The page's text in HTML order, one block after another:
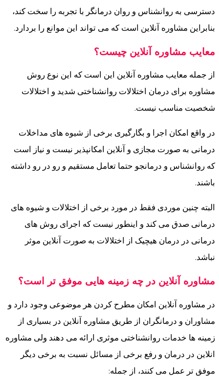
دسترسی به روانشناس و روان درمانگر با تجربه را سخت کند،
بنابراین مشاوره آنلاین است که می تواند این موانع را بردارد.
معایب مشاوره آنلاین چیست؟
از جمله معایب مشاوره آنلاین این است که این نوع روش
مشاوره برای درمان اختلالات روانشناختی شدید و اختلالات
شخصیت مناسب نیست.
در واقع امکان اجرا و بگارگیری برخی از شیوه های مداخلات
درمانی به صورت مجازی و آنلاین امکانپذیر نیست و نیاز است
که روانشناس و درمانجو حتما تعامل مستقیم و رو در رو داشته
باشند.
البته چنین موردی فقط در مورد برخی از اختلالات و شیوه های
درمانی صدق می کند و اینطور نیست که اجرای روش های
درمانی در درمان هیچیک از اختلالات به صورت آنلاین موثر
نباشد.
مشاوره آنلاین در چه زمینه هایی موفق تر است؟
در مشاوره آنلاین امکان مطرح کردن هر موضوعی وجود دارد و
مشاوران و درمانگران از طریق مشاوره آنلاین در بسیاری از
زمینه ها خدمات روانشناختی موثری ارائه می دهند ولی مشاوره
انلاین در درمان و رفع برخی از مسائل نسبت به برخی دیگر
موفق تر عمل می کنند، از جمله: